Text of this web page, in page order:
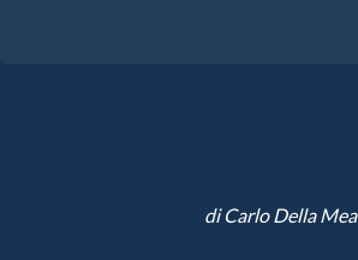
diCarlo Della Mea